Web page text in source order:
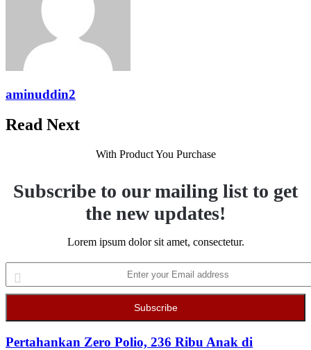
aminuddin2
Read Next
With Product You Purchase
Subscribe to our mailing list to get
the new updates!
Lorem ipsum dolor sit amet, consectetur.
your
Email
Pertahankan Zero Polio, 236 Ribu Anak di